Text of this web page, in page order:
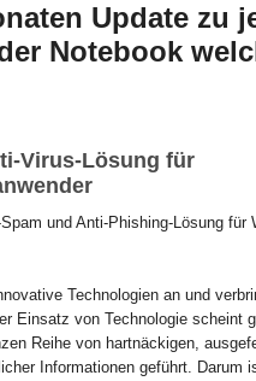
Update zu
Notebook
Virus-Lösung für
und Anti-Phishing-Lösung für
Technologien an und
Einsatz von Technologie scheint
Reihe von hartnäckigen,
Informationen geführt. Darum